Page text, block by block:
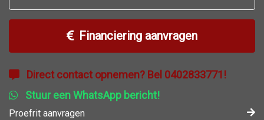
Financiering aanvragen
Direct contact opnemen? Bel 0402833771!
Stuur een WhatsApp bericht!
Proefrit aanvragen